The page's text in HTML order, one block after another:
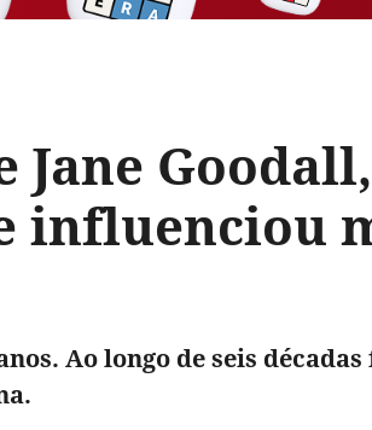
Jane
influenciou
Ao longo de seis